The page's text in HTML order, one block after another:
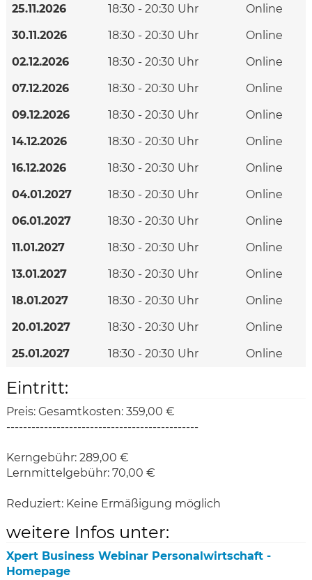
25.11.2026 18:30 - 20:30 Uhr
Online
30.11.2026
18:30 - 20:30 Uhr
Online
02.12.2026
18:30 - 20:30 Uhr
Online
07.12.2026
18:30 - 20:30 Uhr
Online
09.12.2026
18:30 - 20:30 Uhr
Online
14.12.2026
18:30 - 20:30 Uhr
Online
16.12.2026
18:30 - 20:30 Uhr
Online
04.01.2027
18:30 - 20:30 Uhr
Online
06.01.2027
18:30 - 20:30 Uhr
Online
11.01.2027
18:30 - 20:30 Uhr
Online
13.01.2027
18:30 - 20:30 Uhr
Online
18.01.2027
18:30 - 20:30 Uhr
Online
20.01.2027
18:30 - 20:30 Uhr
Online
25.01.2027
18:30 - 20:30 Uhr Online
Eintritt:
Preis: Gesamtkosten: 359,00 €
----------------------------------------------
Kerngebühr: 289,00 €
Lernmittelgebühr: 70,00 €
Reduziert: Keine Ermäßigung möglich
weitere Infos unter:
Xpert Business Webinar Personalwirtschaft -
Homepage